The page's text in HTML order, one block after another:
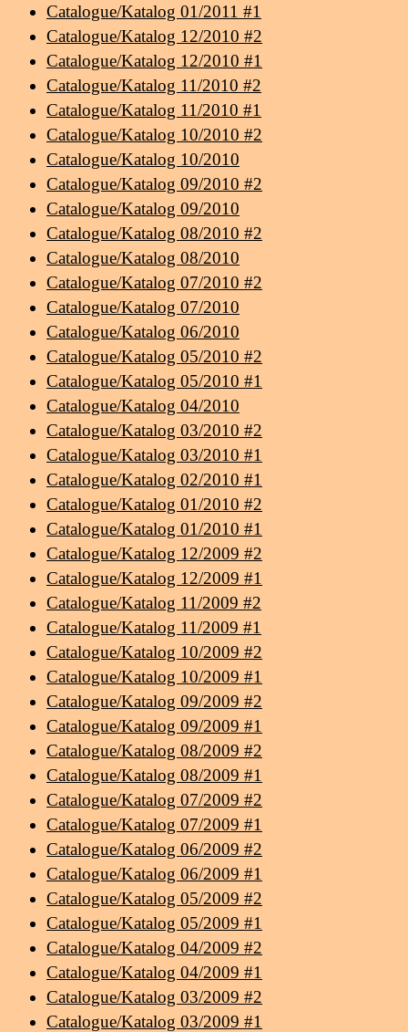
Catalogue/Katalog 01/2011 #1
Catalogue/Katalog 12/2010 #2
Catalogue/Katalog 12/2010 #1
Catalogue/Katalog 11/2010 #2
Catalogue/Katalog 11/2010 #1
Catalogue/Katalog 10/2010 #2
Catalogue/Katalog 10/2010
Catalogue/Katalog 09/2010 #2
Catalogue/Katalog 09/2010
Catalogue/Katalog 08/2010 #2
Catalogue/Katalog 08/2010
Catalogue/Katalog 07/2010 #2
Catalogue/Katalog 07/2010
Catalogue/Katalog 06/2010
Catalogue/Katalog 05/2010 #2
Catalogue/Katalog 05/2010 #1
Catalogue/Katalog 04/2010
Catalogue/Katalog 03/2010 #2
Catalogue/Katalog 03/2010 #1
Catalogue/Katalog 02/2010 #1
Catalogue/Katalog 01/2010 #2
Catalogue/Katalog 01/2010 #1
Catalogue/Katalog 12/2009 #2
Catalogue/Katalog 12/2009 #1
Catalogue/Katalog 11/2009 #2
Catalogue/Katalog 11/2009 #1
Catalogue/Katalog 10/2009 #2
Catalogue/Katalog 10/2009 #1
Catalogue/Katalog 09/2009 #2
Catalogue/Katalog 09/2009 #1
Catalogue/Katalog 08/2009 #2
Catalogue/Katalog 08/2009 #1
Catalogue/Katalog 07/2009 #2
Catalogue/Katalog 07/2009 #1
Catalogue/Katalog 06/2009 #2
Catalogue/Katalog 06/2009 #1
Catalogue/Katalog 05/2009 #2
Catalogue/Katalog 05/2009 #1
Catalogue/Katalog 04/2009 #2
Catalogue/Katalog 04/2009 #1
Catalogue/Katalog 03/2009 #2
Catalogue/Katalog 03/2009 #1